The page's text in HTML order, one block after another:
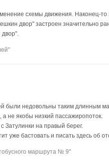
схемы движения. Наконец-то
двор" застроен значительно
были недовольны таким длинным
не якобы низкий пассажиропоток.
Затулинки на правый берег.
уже бастовать и писать здесь об
маршрута № 9"